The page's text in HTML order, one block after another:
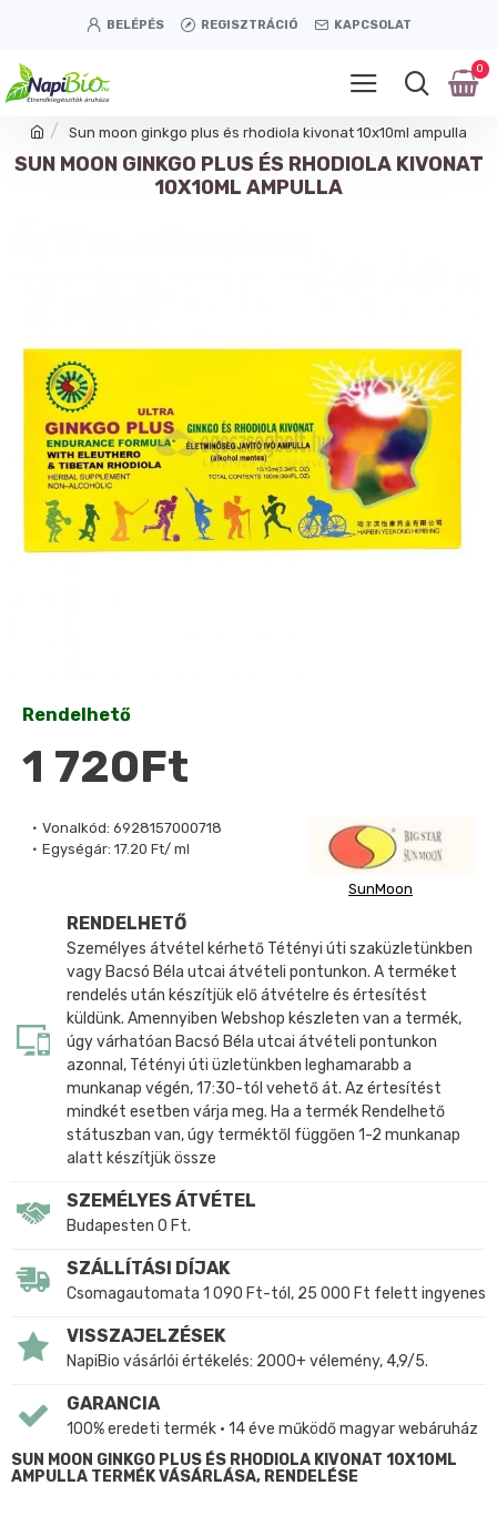
BELÉPÉS REGISZTRÁCIÓ KAPCSOLAT
0
Sun moon ginkgo plus és rhodiola kivonat 10x10ml ampulla
SUN MOON GINKGO PLUS ÉS RHODIOLA KIVONAT
10X10ML AMPULLA
Vonalkód: 6928157000718
Egységár: 17.20 Ft/ ml
SunMoon
Rendelhető
1 720Ft
RENDELHETŐ
Személyes átvétel kérhető Tétényi úti szaküzletünkben
vagy Bacsó Béla utcai átvételi pontunkon. A terméket
rendelés után készítjük elő átvételre és értesítést
küldünk. Amennyiben Webshop készleten van a termék,
úgy várhatóan Bacsó Béla utcai átvételi pontunkon
azonnal, Tétényi úti üzletünkben leghamarabb a
munkanap végén, 17:30-tól vehető át. Az értesítést
mindkét esetben várja meg. Ha a termék Rendelhető
státuszban van, úgy terméktől függően 1-2 munkanap
alatt készítjük össze
SZEMÉLYES ÁTVÉTEL
Budapesten 0 Ft.
SZÁLLÍTÁSI DÍJAK
Csomagautomata 1 090 Ft-tól, 25 000 Ft felett ingyenes
VISSZAJELZÉSEK
NapiBio vásárlói értékelés: 2000+ vélemény, 4,9/5.
GARANCIA
100% eredeti termék • 14 éve működő magyar webáruház
SUN MOON GINKGO PLUS ÉS RHODIOLA KIVONAT 10X10ML
AMPULLA TERMÉK VÁSÁRLÁSA, RENDELÉSE